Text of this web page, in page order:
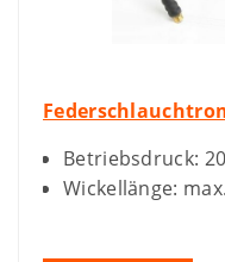
Betriebsdruck:
Wickellänge: